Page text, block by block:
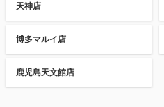
天神店
博多マルイ店
鹿児島天文館店